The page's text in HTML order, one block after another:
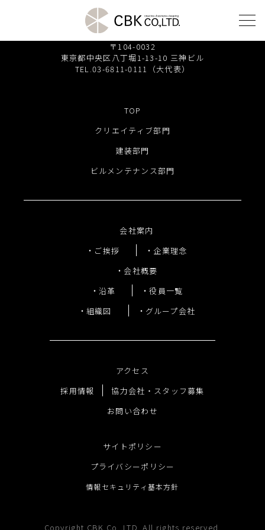
ビルメンテナンス部門
会社案内
組織図
協力会社・スタッフ募集
お問い合わせ
株式会社 シービーケー
〒104-0032
東京都中央区八丁堀1-13-10 三神ビル
TEL.03-6811-0111（大代表）
TOP
クリエイティブ部門
建装部門
ビルメンテナンス部門
会社案内
ご挨拶
企業理念
会社概要
沿革
役員一覧
組織図
グループ会社
アクセス
採用情報
協力会社・スタッフ募集
お問い合わせ
サイトポリシー
プライバシーポリシー
情報セキュリティ基本方針
Copyright CBK Co.,LTD. All rights reserved.